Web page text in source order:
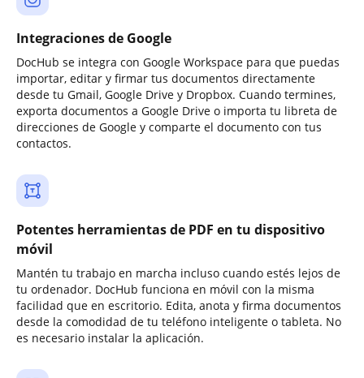
Integraciones de Google
DocHub se integra con Google Workspace para que puedas
importar, editar y firmar tus documentos directamente
desde tu Gmail, Google Drive y Dropbox. Cuando termines,
exporta documentos a Google Drive o importa tu libreta de
direcciones de Google y comparte el documento con tus
contactos.
Potentes herramientas de PDF en tu dispositivo
móvil
Mantén tu trabajo en marcha incluso cuando estés lejos de
tu ordenador. DocHub funciona en móvil con la misma
facilidad que en escritorio. Edita, anota y firma documentos
desde la comodidad de tu teléfono inteligente o tableta. No
es necesario instalar la aplicación.